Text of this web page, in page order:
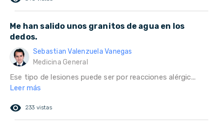
Me han salido unos granitos de agua en los
dedos.
Sebastian Valenzuela Vanegas
Medicina General
Ese tipo de lesiones puede ser por reacciones alérgic...
Leer más
remove_red_eye 233 vistas